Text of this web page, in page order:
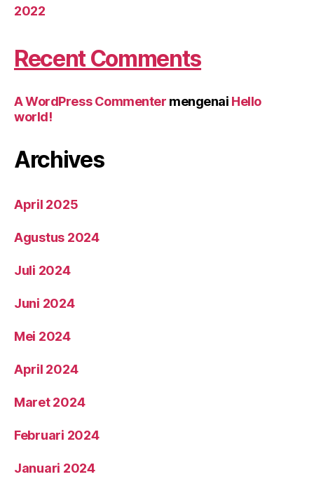
2022
Recent Comments
A WordPress Commenter mengenai Hello
world!
Archives
April 2025
Agustus 2024
Juli 2024
Juni 2024
Mei 2024
April 2024
Maret 2024
Februari 2024
Januari 2024